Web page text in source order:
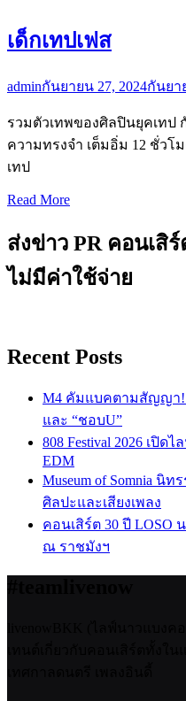
เด็กเทปเฟส
adminกันยายน 27, 2024กันยา
รวมตัวเทพของศิลปินยุคเทป
ความทรงจำ เต็มอิ่ม 12 ชั่วโ
เทป
Read More
ส่งข่าว PR คอนเสิ
ไม่มีค่าใช้จ่าย
Recent Posts
M4 คัมแบคตามสัญญา!
และ “ชอบU”
808 Festival 2026 เปิ
EDM
Museum of Somnia นิ
ศิลปะและเสียงเพลง
คอนเสิร์ต 30 ปี LOSO
ณ ราชมังฯ